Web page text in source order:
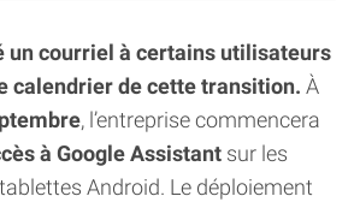
un courriel à certains utilisateurs
calendrier de cette transition. À
, l’entreprise commencera
à Google Assistant sur les
Android. Le déploiement